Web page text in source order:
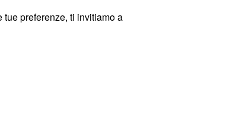
preferenze, ti invitiamo a